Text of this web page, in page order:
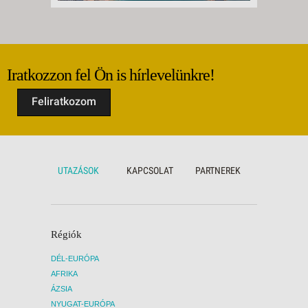
Iratkozzon fel Ön is hírlevelünkre!
Feliratkozom
UTAZÁSOK KAPCSOLAT PARTNEREK
Régiók
DÉL-EURÓPA
AFRIKA
ÁZSIA
NYUGAT-EURÓPA